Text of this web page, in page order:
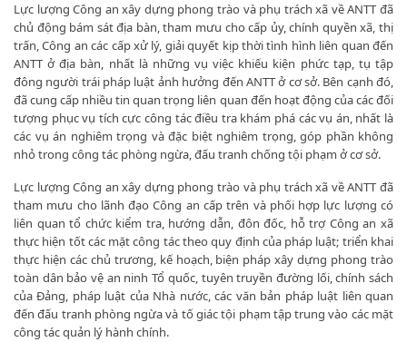
Lực lượng Công an xây dựng phong trào và phụ trách xã về ANTT đã
chủ động bám sát địa bàn, tham mưu cho cấp ủy, chính quyền xã, thị
trấn, Công an các cấp xử lý, giải quyết kịp thời tình hình liên quan đến
ANTT ở địa bàn, nhất là những vụ việc khiếu kiện phức tạp, tụ tập
đông người trái pháp luật ảnh hưởng đến ANTT ở cơ sở. Bên cạnh đó,
đã cung cấp nhiều tin quan trọng liên quan đến hoạt động của các đối
tượng phục vụ tích cực công tác điều tra khám phá các vụ án, nhất là
các vụ án nghiêm trọng và đặc biệt nghiêm trọng, góp phần không
nhỏ trong công tác phòng ngừa, đấu tranh chống tội phạm ở cơ sở.
Lực lượng Công an xây dựng phong trào và phụ trách xã về ANTT đã
tham mưu cho lãnh đạo Công an cấp trên và phối hợp lực lượng có
liên quan tổ chức kiểm tra, hướng dẫn, đôn đốc, hỗ trợ Công an xã
thực hiện tốt các mặt công tác theo quy định của pháp luật; triển khai
thực hiện các chủ trương, kế hoạch, biện pháp xây dựng phong trào
toàn dân bảo vệ an ninh Tổ quốc, tuyên truyền đường lối, chính sách
của Đảng, pháp luật của Nhà nước, các văn bản pháp luật liên quan
đến đấu tranh phòng ngừa và tố giác tội phạm tập trung vào các mặt
công tác quản lý hành chính.